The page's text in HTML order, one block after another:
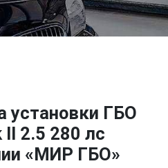
установки ГБО
II 2.5 280 лс
«МИР ГБО»